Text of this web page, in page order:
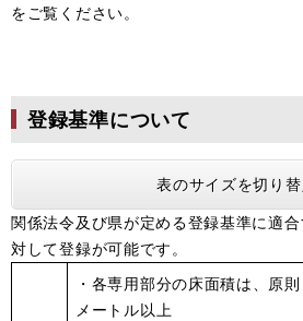
をご覧ください。
登録基準について
表のサイズを切り替
関係法令及び県が定める登録基準に適合
対して登録が可能です。
・各専用部分の床面積は、原
メートル以上